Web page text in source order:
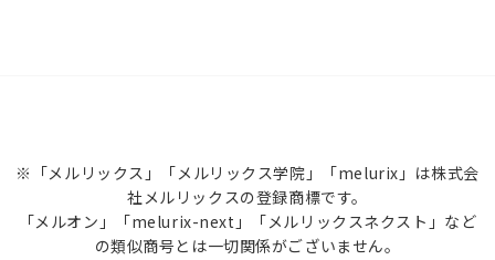
※「メルリックス」「メルリックス学院」「melurix」は株式会
社メルリックスの登録商標です。
「メルオン」「melurix-next」「メルリックスネクスト」など
の類似商号とは一切関係がございません。